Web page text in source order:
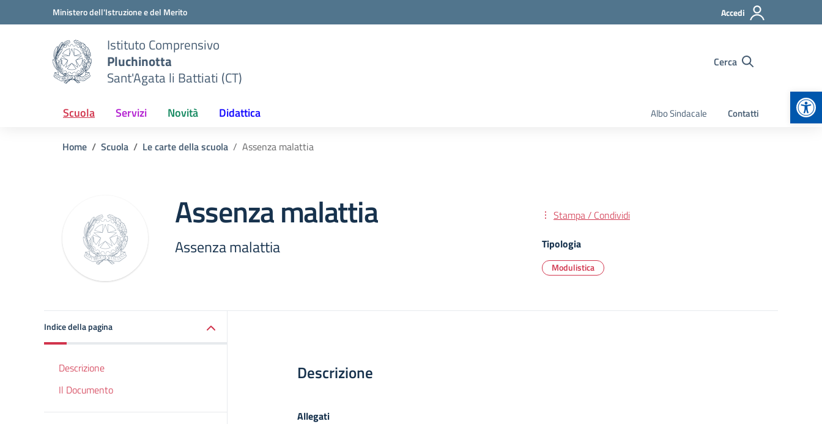
Vai ai contenuti
Vai al menu di navigazioneMinistero dell'Istruzione e del Merito Accedi
Istituto Comprensivo
Pluchinotta
Sant'Agata li Battiati (CT)
Cerca
Scuola Servizi Novità Didattica Albo Sindacale Contatti
Home Scuola Le carte della scuola Assenza malattia
Assenza malattia
Assenza malattia
Stampa / Condividi
Tipologia
Modulistica
Indice della pagina
Descrizione
Il Documento
Descrizione
Allegati